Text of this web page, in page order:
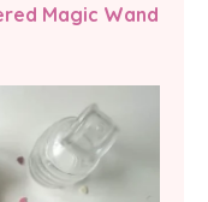
Magic Wand